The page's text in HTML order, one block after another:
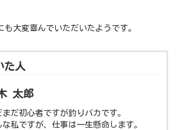
大変喜んでいただいたようです。
た人
太郎
まだ初心者ですが釣りバカです。
な私ですが、仕事は一生懸命します。